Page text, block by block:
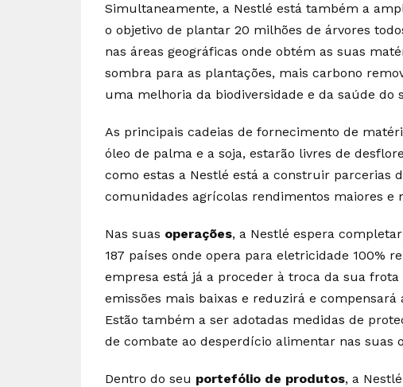
Simultaneamente, a Nestlé está também a
o objetivo de plantar 20 milhões de árvores
nas áreas geográficas onde obtém as suas
sombra para as plantações, mais carbono
uma melhoria da biodiversidade e da saúde do
As principais cadeias de fornecimento de
óleo de palma e a soja, estarão livres de
como estas a Nestlé está a construir parcerias
comunidades agrícolas rendimentos maiores e
Nas suas operações, a Nestlé espera
187 países onde opera para eletricidade 100%
empresa está já a proceder à troca da sua
emissões mais baixas e reduzirá e compensará
Estão também a ser adotadas medidas de
de combate ao desperdício alimentar nas suas
Dentro do seu portefólio de produtos, a